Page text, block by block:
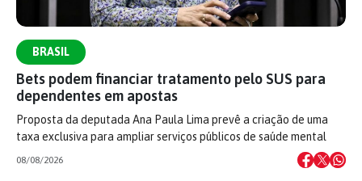
BRASIL
Bets podem financiar tratamento pelo SUS para
dependentes em apostas
Proposta da deputada Ana Paula Lima prevê a criação de uma
taxa exclusiva para ampliar serviços públicos de saúde mental
08/08/2026